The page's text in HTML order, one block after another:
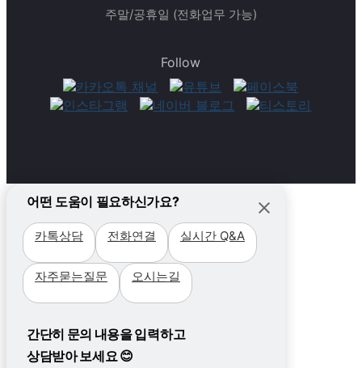
주말/공휴일 (전화업무 가능)
Follow
어떤 도움이 필요하신가요?
카톡상담 전화연결 실시간 Q&A
자주묻는질문 오시는길
간단히 문의 내용을 입력하고
상담받아 보세요 😊
필리핀
지역 +
세부
클락&앙헬레스
바기오
비용
비자
프로그램
지역
비자
프로그램
주니어캠프
프로모션
프로모션
WHY필통?